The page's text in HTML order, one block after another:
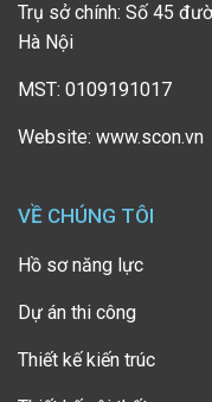
Trụ sở chính: Số 45
Hà Nội
MST: 0109191017
Website: www.scon.vn
VỀ CHÚNG TÔI
Hồ sơ năng lực
Dự án thi công
Thiết kế kiến trúc